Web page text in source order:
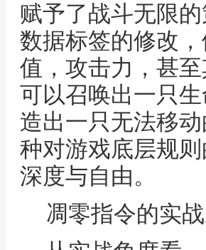
赋予了战斗无限
数据标签的修改
值，攻击力，甚
可以召唤出一只
造出一只无法移
种对游戏底层规
深度与自由。
凋零指令的实